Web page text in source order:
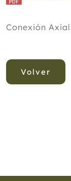
Conexión
Volver